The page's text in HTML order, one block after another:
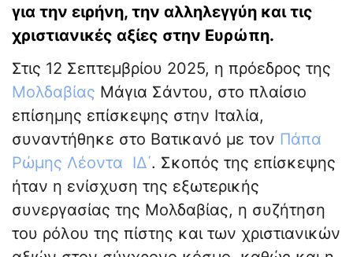
για την ειρήνη, την αλληλεγγύη και τις
χριστιανικές αξίες στην Ευρώπη.
Στις 12 Σεπτεμβρίου 2025, η πρόεδρος της
Μολδαβίας Μάγια Σάντου, στο πλαίσιο
επίσημης επίσκεψης στην Ιταλία,
συναντήθηκε στο Βατικανό με τον Πάπα
Ρώμης Λέοντα ΙΔ΄. Σκοπός της επίσκεψης
ήταν η ενίσχυση της εξωτερικής
συνεργασίας της Μολδαβίας, η συζήτηση
του ρόλου της πίστης και των χριστιανικών